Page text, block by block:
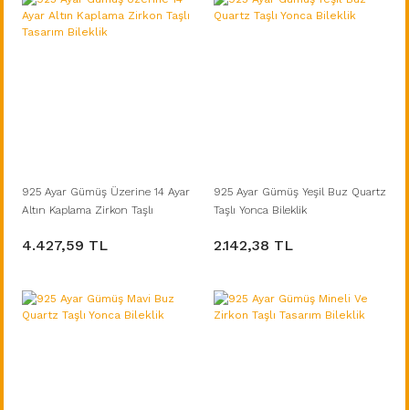
925 Ayar Gümüş Üzerine 14 Ayar
Altın Kaplama Zirkon Taşlı
4.427,59 TL
925 Ayar Gümüş Yeşil Buz Quartz
Taşlı Yonca Bileklik
2.142,38 TL